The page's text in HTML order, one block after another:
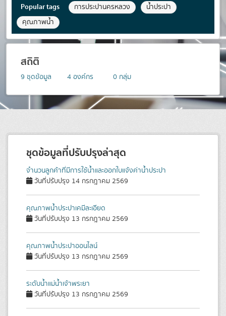
Popular tags การประปานครหลวง
น้ำประปา
คุณภาพน้ำ
สถิติ
9 ชุดข้อมูล 4องค์กร 0 กลุ่ม
ชุดข้อมูลที่ปรับปรุงล่าสุด
จำนวนลูกค้าที่มีการใช้น้ำและออกใบแจ้งค่าน้ำประปา
วันที่ปรับปรุง 14 กรกฎาคม 2569
คุณภาพน้ำประปาเคมีละเอียด
วันที่ปรับปรุง 13 กรกฎาคม 2569
คุณภาพน้ำประปาออนไลน์
วันที่ปรับปรุง 13 กรกฎาคม 2569
ระดับน้ำแม่น้ำเจ้าพระยา
วันที่ปรับปรุง 13 กรกฎาคม 2569